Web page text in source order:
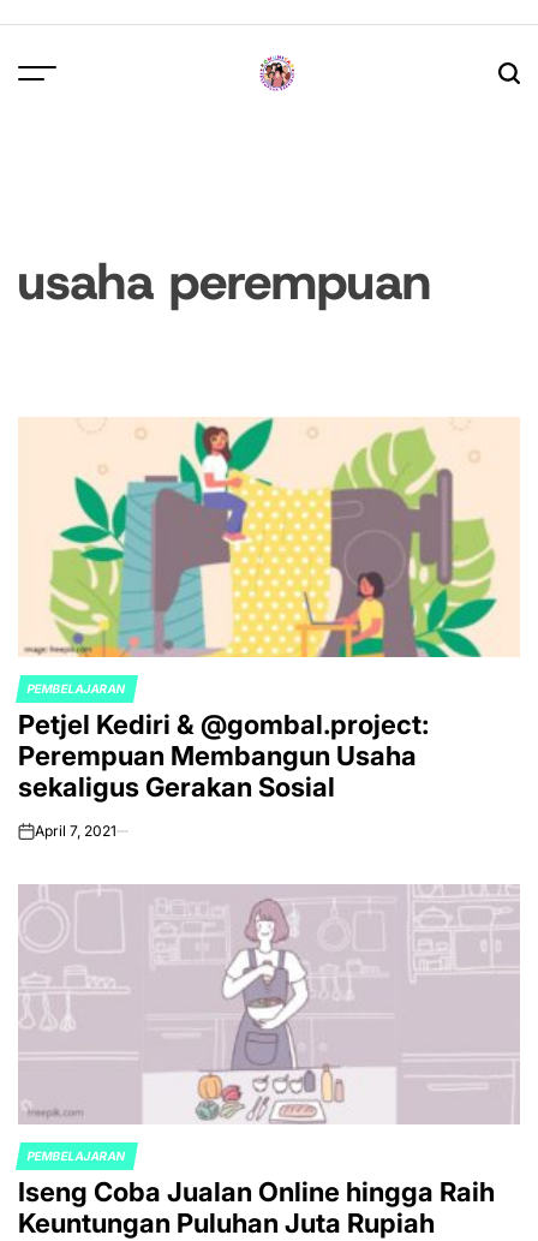
content
usaha perempuan
POSTED
IN
PEMBELAJARAN
Petjel Kediri & @gombal.project:
Perempuan Membangun Usaha
sekaligus Gerakan Sosial
onApril 7, 2021
POSTED
IN
PEMBELAJARAN
Iseng Coba Jualan Online hingga Raih
Keuntungan Puluhan Juta Rupiah